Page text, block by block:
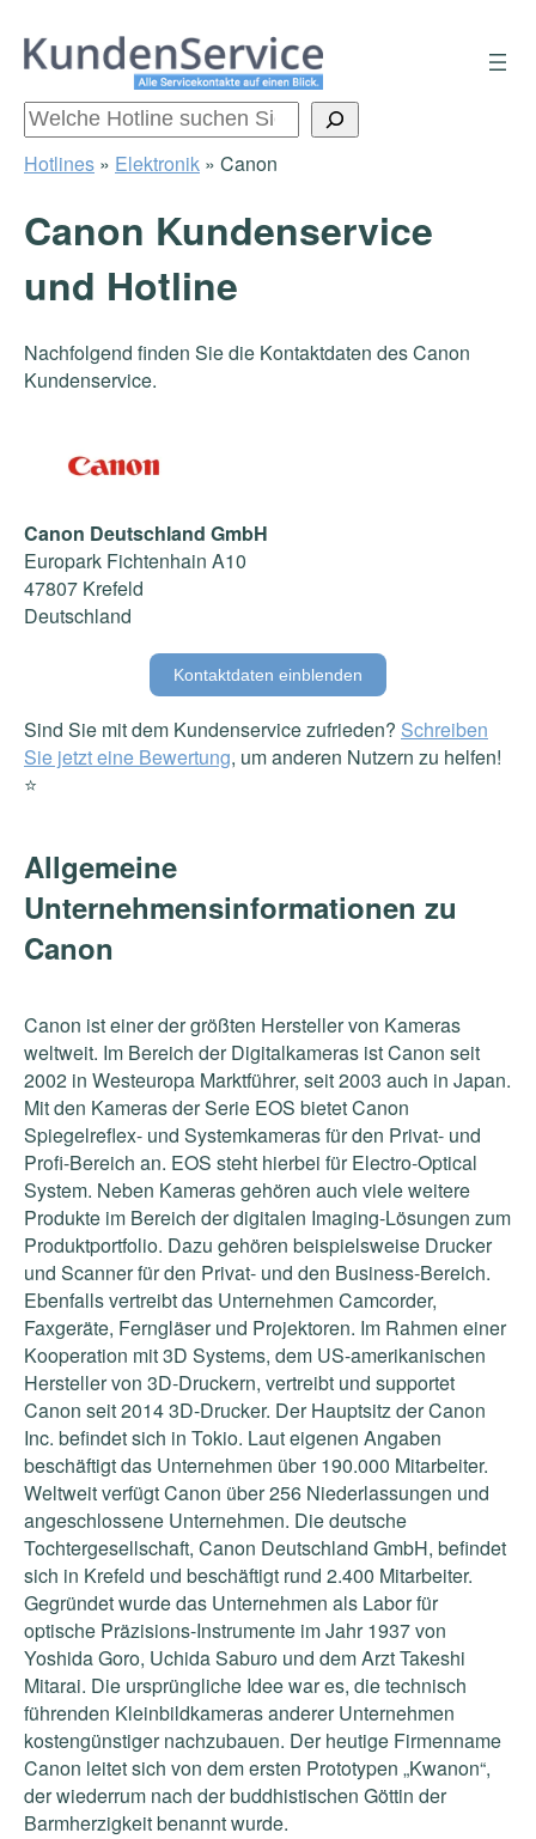
Zum
Inhalt
Suchen
Hotlines » Elektronik » Canon
Canon Kundenservice
und Hotline
Nachfolgend finden Sie die Kontaktdaten des Canon
Kundenservice.
Canon Deutschland GmbH
Europark Fichtenhain A10
47807 Krefeld
Deutschland
Kontaktdaten einblenden
Sind Sie mit dem Kundenservice zufrieden? Schreiben
Sie jetzt eine Bewertung, um anderen Nutzern zu helfen!
⭐️
Allgemeine
Unternehmensinformationen zu
Canon
Canon ist einer der größten Hersteller von Kameras
weltweit. Im Bereich der Digitalkameras ist Canon seit
2002 in Westeuropa Marktführer, seit 2003 auch in Japan.
Mit den Kameras der Serie EOS bietet Canon
Spiegelreflex- und Systemkameras für den Privat- und
Profi-Bereich an. EOS steht hierbei für Electro-Optical
System. Neben Kameras gehören auch viele weitere
Produkte im Bereich der digitalen Imaging-Lösungen zum
Produktportfolio. Dazu gehören beispielsweise Drucker
und Scanner für den Privat- und den Business-Bereich.
Ebenfalls vertreibt das Unternehmen Camcorder,
Faxgeräte, Ferngläser und Projektoren. Im Rahmen einer
Kooperation mit 3D Systems, dem US-amerikanischen
Hersteller von 3D-Druckern, vertreibt und supportet
Canon seit 2014 3D-Drucker. Der Hauptsitz der Canon
Inc. befindet sich in Tokio. Laut eigenen Angaben
beschäftigt das Unternehmen über 190.000 Mitarbeiter.
Weltweit verfügt Canon über 256 Niederlassungen und
angeschlossene Unternehmen. Die deutsche
Tochtergesellschaft, Canon Deutschland GmbH, befindet
sich in Krefeld und beschäftigt rund 2.400 Mitarbeiter.
Gegründet wurde das Unternehmen als Labor für
optische Präzisions-Instrumente im Jahr 1937 von
Yoshida Goro, Uchida Saburo und dem Arzt Takeshi
Mitarai. Die ursprüngliche Idee war es, die technisch
führenden Kleinbildkameras anderer Unternehmen
kostengünstiger nachzubauen. Der heutige Firmenname
Canon leitet sich von dem ersten Prototypen „Kwanon“,
der wiederrum nach der buddhistischen Göttin der
Barmherzigkeit benannt wurde.